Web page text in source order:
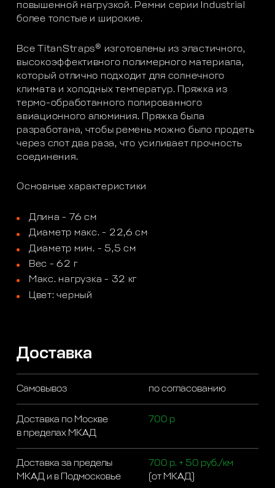
повышенной нагрузкой. Ремни серии Industrial
более толстые и широкие.
Все TitanStraps® изготовлены из эластичного,
высокоэффективного полимерного материала,
который отлично подходит для солнечного
климата и холодных температур. Пряжка из
термо-обработанного полированного
авиационного алюминия. Пряжка была
разработана, чтобы ремень можно было продеть
через слот два раза, что усиливает прочность
соединения.
Основные характеристики
Длина - 76 см
Диаметр макс. - 22,6 см
Диаметр мин. - 5,5 см
Вес - 62 г
Макс. нагрузка - 32 кг
Цвет: черный
Доставка
Самовывоз по согласованию
Доставка по Москве
в пределах МКАД
700 р
Доставка за пределы
МКАД и в Подмосковье
700 р. + 50 руб./км
(от МКАД)